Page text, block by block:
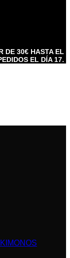
DE 30€ HASTA EL
EL DÍA 17.